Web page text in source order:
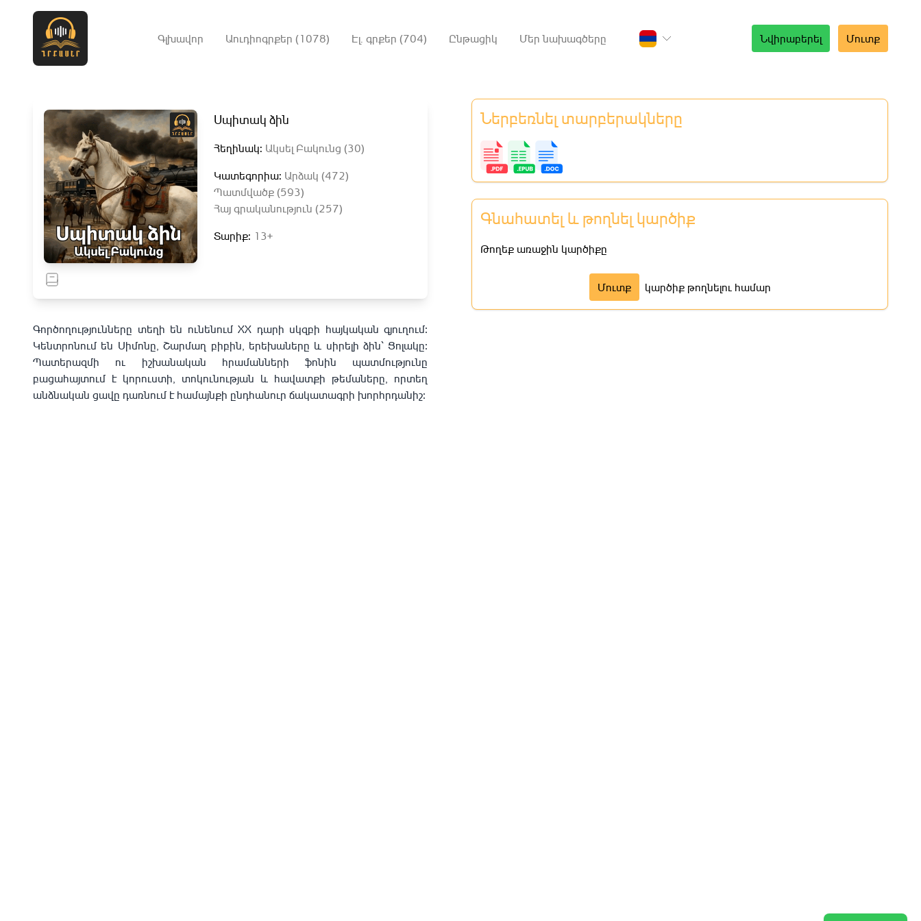
Նվիրաբերել Մուտք
Գլխավոր Աուդիոգրքեր (1078) Էլ. գրքեր (704) Ընթացիկ Մեր նախագծերը
Սպիտակ ձին
Հեղինակ: Ակսել Բակունց (30)
Կատեգորիա: Արձակ (472)
Պատմվածք (593)
Հայ գրականություն (257)
Տարիք: 13+
Գործողությունները տեղի են ունենում XX դարի սկզբի հայկական գյուղում։
Կենտրոնում են Սիմոնը, Շարմաղ բիբին, երեխաները և սիրելի ձին՝ Ցոլակը։
Պատերազմի ու իշխանական հրամանների ֆոնին պատմությունը
բացահայտում է կորուստի, տոկունության և հավատքի թեմաները, որտեղ
անձնական ցավը դառնում է համայնքի ընդհանուր ճակատագրի խորհրդանիշ։
Ներբեռնել տարբերակները
Գնահատել և թողնել կարծիք
Թողեք առաջին կարծիքը
Մուտք կարծիք թողնելու համար